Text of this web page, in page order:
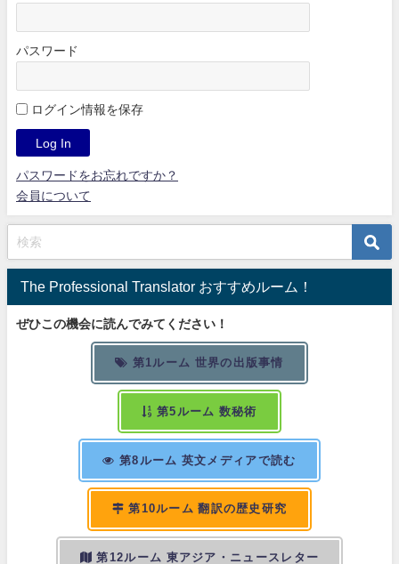
パスワード
ログイン情報を保存
パスワードをお忘れですか？
会員について
The Professional Translator おすすめルーム！
ぜひこの機会に読んでみてください！
第1ルーム 世界の出版事情
第5ルーム 数秘術
第8ルーム 英文メディアで読む
第10ルーム 翻訳の歴史研究
第12ルーム 東アジア・ニュースレター